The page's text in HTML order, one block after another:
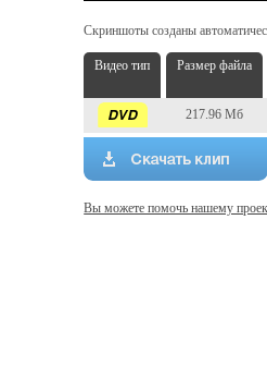
Скриншоты созданы
Видео тип Размер файла
217.96 Мб
Вы можете помочь нашему